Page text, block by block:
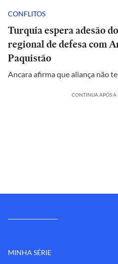
CONFLITOS
Turquia espera adesão
regional de defesa com
Paquistão
Ancara afirma que aliança não
CONTINUA APÓS A
MINHA SÉRIE